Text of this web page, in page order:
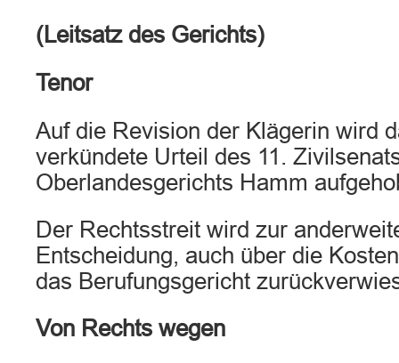
(Leitsatz des Gerichts)
Tenor
Auf die Revision der Klägerin wird
verkündete Urteil des 11.
Oberlandesgerichts Hamm
Der Rechtsstreit wird zur
Entscheidung, auch über die
das Berufungsgericht
Von Rechts wegen